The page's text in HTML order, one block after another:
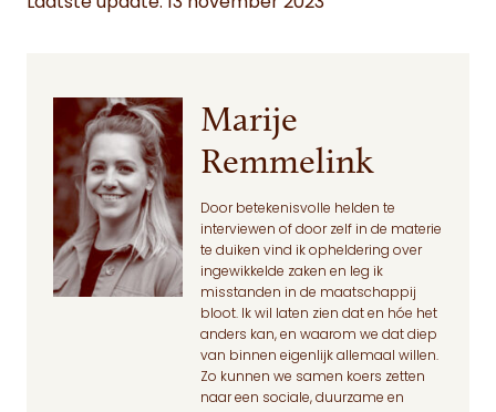
Marije
Remmelink
Door betekenisvolle helden te
interviewen of door zelf in de materie
te duiken vind ik opheldering over
ingewikkelde zaken en leg ik
misstanden in de maatschappij
bloot. Ik wil laten zien dat en hóe het
anders kan, en waarom we dat diep
van binnen eigenlijk allemaal willen.
Zo kunnen we samen koers zetten
naar een sociale, duurzame en